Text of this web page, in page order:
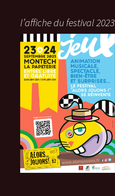
l’affiche du festival 2023